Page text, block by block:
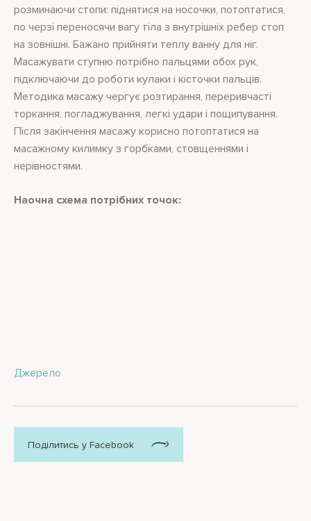
розминаючи стопи: піднятися на носочки, потоптатися,
по черзі переносячи вагу тіла з внутрішніх ребер стоп
на зовнішні. Бажано прийняти теплу ванну для ніг.
Масажувати ступню потрібно пальцями обох рук,
підключаючи до роботи кулаки і кісточки пальців.
Методика масажу чергує розтирання, переривчасті
торкання, погладжування, легкі удари і пощипування.
Після закінчення масажу корисно потоптатися на
масажному килимку з горбками, стовщеннями і
нерівностями.
Наочна схема потрібних точок:
Джерело
Поділитись у Facebook